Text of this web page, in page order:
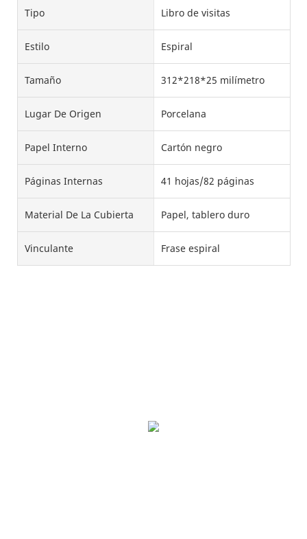
Tipo Libro de visitas
Estilo Espiral
Tamaño 312*218*25 milímetro
Lugar De Origen Porcelana
Papel Interno Cartón negro
Páginas Internas 41 hojas/82 páginas
Material De La Cubierta Papel, tablero duro
Vinculante Frase espiral